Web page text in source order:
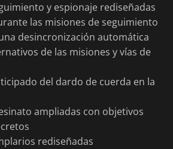
y espionaje rediseñadas
las misiones de seguimiento
desincronización automática
de las misiones y vías de
del dardo de cuerda en la
ampliadas con objetivos
rediseñadas